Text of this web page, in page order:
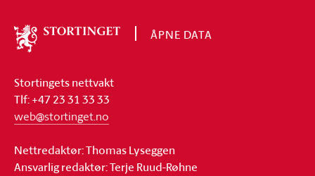
Om
Stortinget
ÅPNE DATA
Stortingets nettvakt
Tlf: +47 23 31 33 33
web@stortinget.no
Nettredaktør: Thomas Lyseggen
Ansvarlig redaktør: Terje Ruud-Røhne